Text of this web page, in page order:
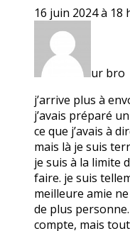
16 juin 2024 à 18
ur bro
j’arrive plus à
j’avais préparé
ce que j’avais à
mais là je suis
je suis à la limite
faire. je suis
meilleure amie ne
de plus
compte, mais